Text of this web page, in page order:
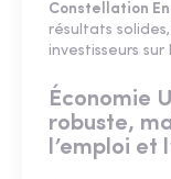
Constellation
résultats
investisseurs sur
Économie
robuste,
l’emploi et